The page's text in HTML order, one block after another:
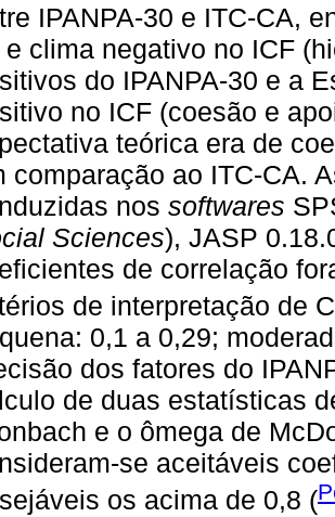
IPANPA-30 e ITC-CA,
e clima negativo no ICF
do IPANPA-30 e a
no ICF (coesão e
teórica era de
comparação ao ITC-CA.
nos softwares
Sciences), JASP
de correlação
de interpretação de
0,1 a 0,29;
dos fatores do
de duas estatísticas
e o ômega de
se aceitáveis
os acima de 0,8 (